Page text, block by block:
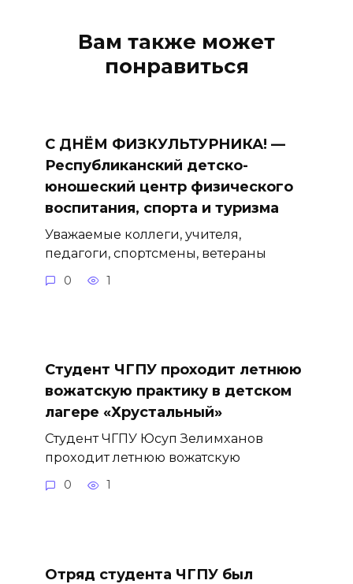
Вам также может
понравиться
С ДНЁМ ФИЗКУЛЬТУРНИКА! —
Республиканский детско-
юношеский центр физического
воспитания, спорта и туризма
Уважаемые коллеги, учителя,
педагоги, спортсмены, ветераны
0 1
Студент ЧГПУ проходит летнюю
вожатскую практику в детском
лагере «Хрустальный»
Студент ЧГПУ Юсуп Зелимханов
проходит летнюю вожатскую
0 1
Отряд студента ЧГПУ был